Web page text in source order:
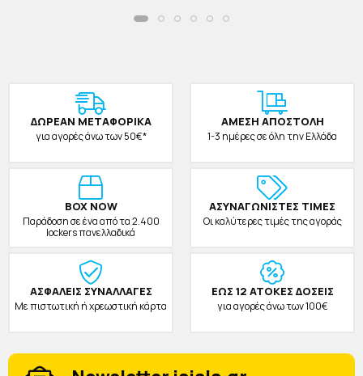
ΔΩΡΕAΝ ΜΕΤΑΦΟΡΙΚΑ
για αγορές άνω των 50€*
ΑΜΕΣΗ ΑΠΟΣΤΟΛΗ
1-3 ημέρες σε όλη την Ελλάδα
BOX NOW
Παράδοση σε ένα από τα 2.400
lockers πανελλαδικά
ΑΣΥΝΑΓΩΝΙΣΤΕΣ ΤΙΜΕΣ
Οι καλύτερες τιμές της αγοράς
ΑΣΦΑΛΕΙΣ ΣΥΝΑΛΛΑΓΕΣ
Με πιστωτική ή χρεωστική κάρτα
ΕΩΣ 12 ΑΤΟΚΕΣ ΔΟΣΕΙΣ
για αγορές άνω των 100€